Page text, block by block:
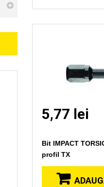
5,77 lei
Bit IMPACT
profil TX